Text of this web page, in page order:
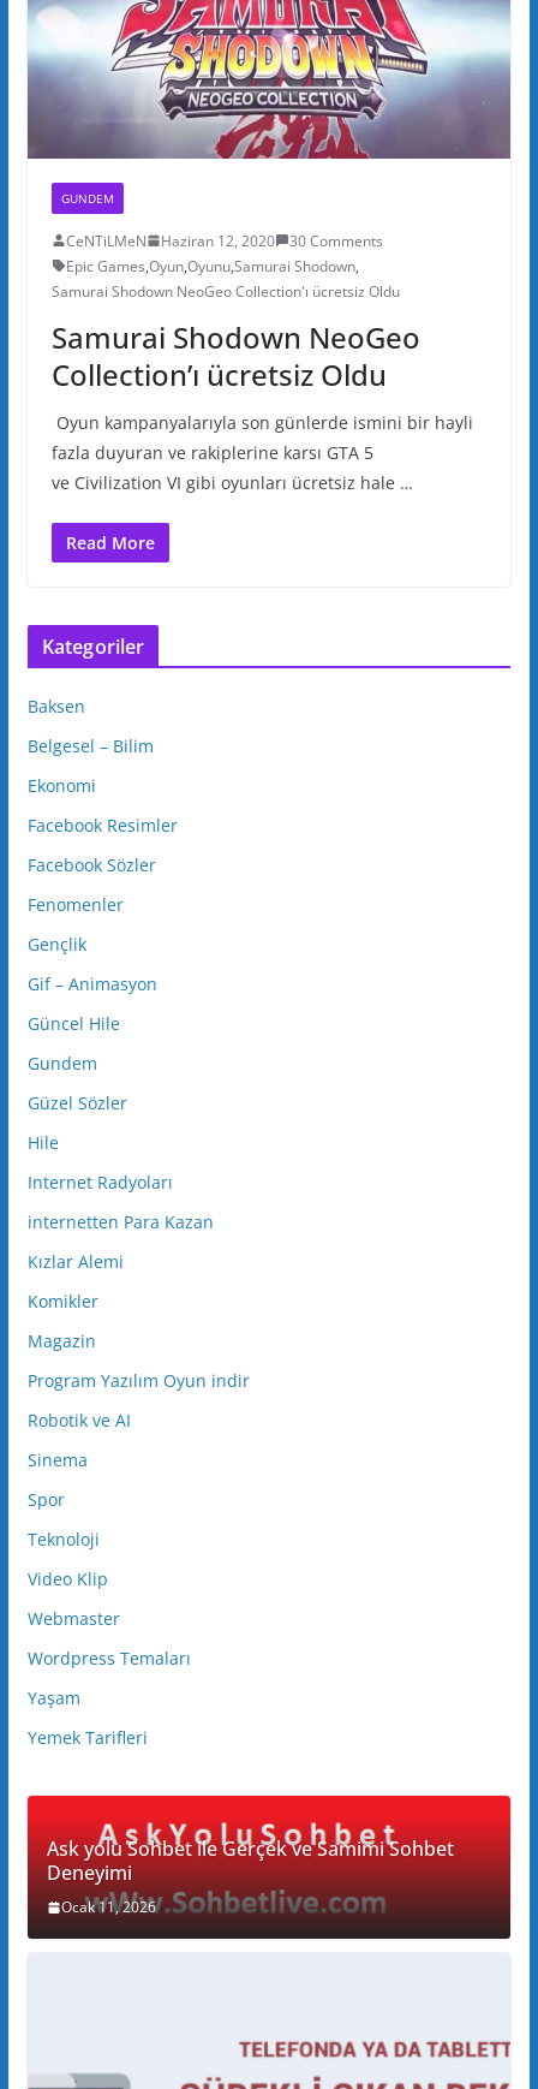
GUNDEM
CeNTiLMeN Haziran 12, 2020
30 Comments
Epic Games,Oyun,Oyunu,Samurai Shodown,
Samurai Shodown NeoGeo Collection'ı ücretsiz Oldu
Samurai Shodown NeoGeo
Collection’ı ücretsiz Oldu
Oyun kampanyalarıyla son günlerde ismini bir hayli
fazla duyuran ve rakiplerine karsı GTA 5
ve Civilization VI gibi oyunları ücretsiz hale …
Read More
Kategoriler
Baksen
Belgesel – Bilim
Ekonomi
Facebook Resimler
Facebook Sözler
Fenomenler
Gençlik
Gif – Animasyon
Güncel Hile
Gundem
Güzel Sözler
Hile
Internet Radyoları
internetten Para Kazan
Kızlar Alemi
Komikler
Magazin
Program Yazılım Oyun indir
Robotik ve AI
Sinema
Spor
Teknoloji
Video Klip
Webmaster
Wordpress Temaları
Yaşam
Yemek Tarifleri
Ask yolu Sohbet ile Gerçek ve Samimi Sohbet
Deneyimi
Ocak 11, 2026